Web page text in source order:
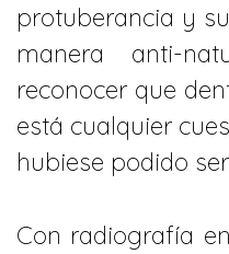
protuberancia y
manera anti-
reconocer que
está cualquier
hubiese podido
Con radiografía